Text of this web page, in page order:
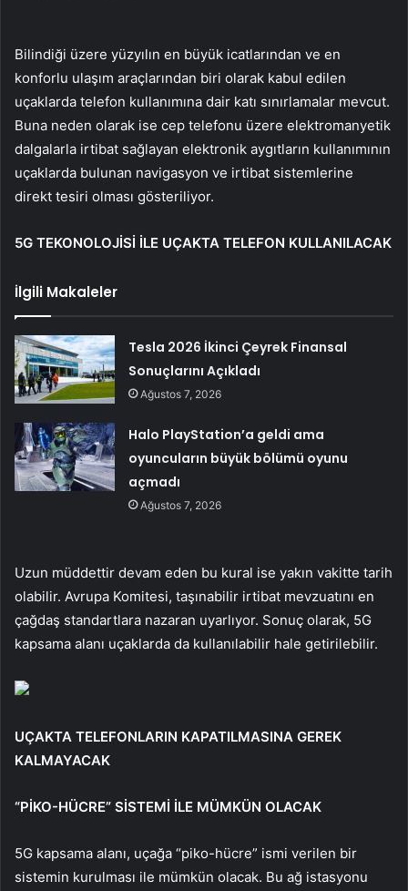
Bilindiği üzere yüzyılın en büyük icatlarından ve en
konforlu ulaşım araçlarından biri olarak kabul edilen
uçaklarda telefon kullanımına dair katı sınırlamalar mevcut.
Buna neden olarak ise cep telefonu üzere elektromanyetik
dalgalarla irtibat sağlayan elektronik aygıtların kullanımının
uçaklarda bulunan navigasyon ve irtibat sistemlerine
direkt tesiri olması gösteriliyor.
5G TEKONOLOJİSİ İLE UÇAKTA TELEFON KULLANILACAK
İlgili Makaleler
Tesla 2026 İkinci Çeyrek Finansal
Sonuçlarını Açıkladı
Ağustos 7, 2026
Halo PlayStation’a geldi ama
oyuncuların büyük bölümü oyunu
açmadı
Ağustos 7, 2026
Uzun müddettir devam eden bu kural ise yakın vakitte tarih
olabilir. Avrupa Komitesi, taşınabilir irtibat mevzuatını en
çağdaş standartlara nazaran uyarlıyor. Sonuç olarak, 5G
kapsama alanı uçaklarda da kullanılabilir hale getirilebilir.
UÇAKTA TELEFONLARIN KAPATILMASINA GEREK
KALMAYACAK
“PİKO-HÜCRE” SİSTEMİ İLE MÜMKÜN OLACAK
5G kapsama alanı, uçağa “piko-hücre” ismi verilen bir
sistemin kurulması ile mümkün olacak. Bu ağ istasyonu